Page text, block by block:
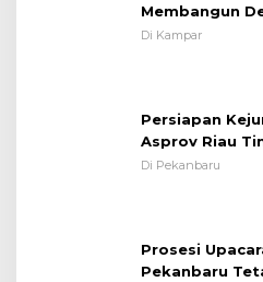
Membangun
Kodim 0313/
Di Kampar
Persiapan
Asprov Riau
Lapangan
Di Pekanbaru
Prosesi
Pekanbaru